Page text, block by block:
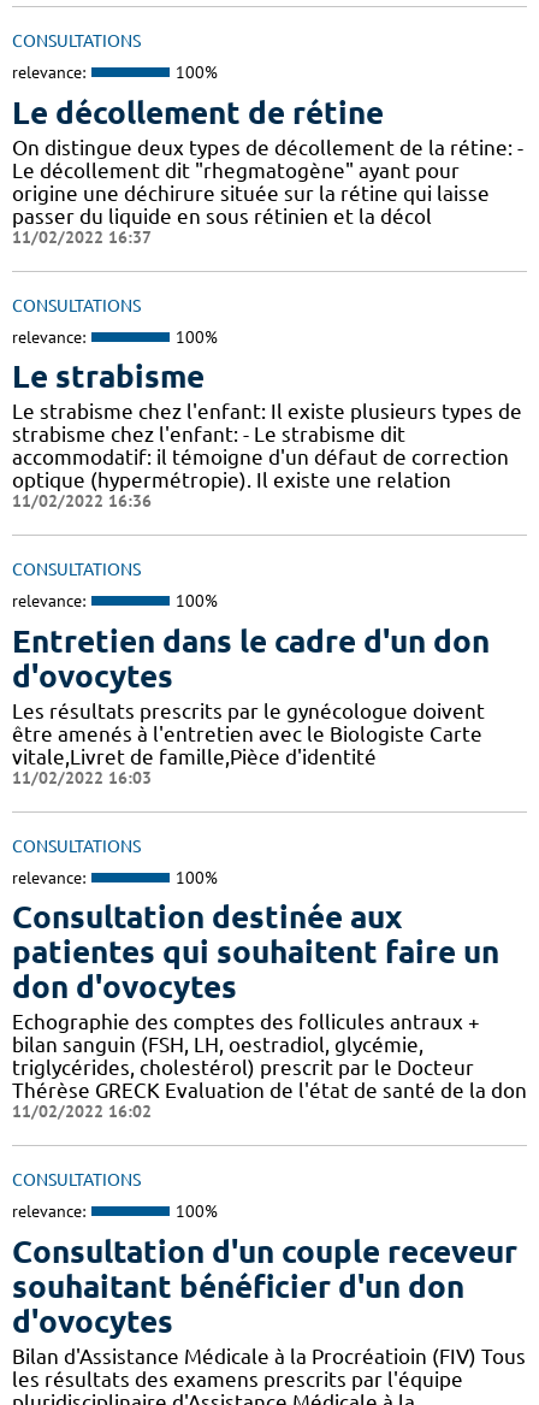
CONSULTATIONS
relevance: 100%
Le décollement de rétine
On distingue deux types de décollement de la rétine: -
Le décollement dit "rhegmatogène" ayant pour
origine une déchirure située sur la rétine qui laisse
passer du liquide en sous rétinien et la décol
11/02/2022 16:37
CONSULTATIONS
relevance: 100%
Le strabisme
Le strabisme chez l'enfant: Il existe plusieurs types de
strabisme chez l'enfant: - Le strabisme dit
accommodatif: il témoigne d'un défaut de correction
optique (hypermétropie). Il existe une relation
11/02/2022 16:36
CONSULTATIONS
relevance: 100%
Entretien dans le cadre d'un don
d'ovocytes
Les résultats prescrits par le gynécologue doivent
être amenés à l'entretien avec le Biologiste Carte
vitale,Livret de famille,Pièce d'identité
11/02/2022 16:03
CONSULTATIONS
relevance: 100%
Consultation destinée aux
patientes qui souhaitent faire un
don d'ovocytes
Echographie des comptes des follicules antraux +
bilan sanguin (FSH, LH, oestradiol, glycémie,
triglycérides, cholestérol) prescrit par le Docteur
Thérèse GRECK Evaluation de l'état de santé de la don
11/02/2022 16:02
CONSULTATIONS
relevance: 100%
Consultation d'un couple receveur
souhaitant bénéficier d'un don
d'ovocytes
Bilan d'Assistance Médicale à la Procréatioin (FIV) Tous
les résultats des examens prescrits par l'équipe